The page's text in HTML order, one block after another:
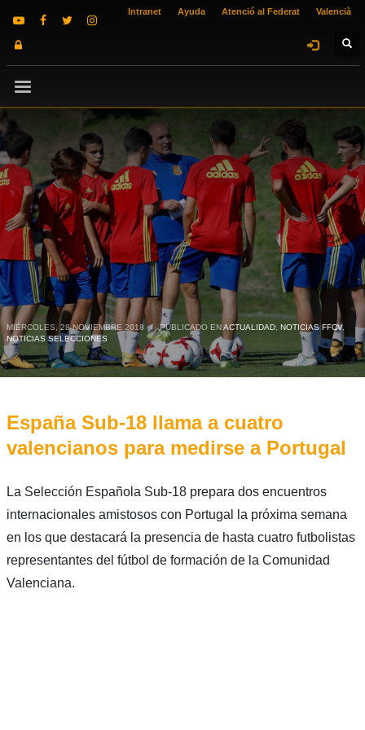
Intranet Ayuda Atenció al Federat Valencià
MIÉRCOLES, 28 NOVIEMBRE 2018 / PUBLICADO ENACTUALIDAD, NOTICIAS FFCV,
NOTICIAS SELECCIONES
España Sub-18 llama a cuatro
valencianos para medirse a Portugal
La Selección Española Sub-18 prepara dos encuentros
internacionales amistosos con Portugal la próxima semana
en los que destacará la presencia de hasta cuatro futbolistas
representantes del fútbol de formación de la Comunidad
Valenciana.